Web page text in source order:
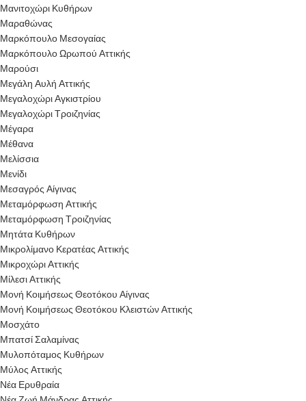
Μανιτοχώρι Κυθήρων
Μαραθώνας
Μαρκόπουλο Μεσογαίας
Μαρκόπουλο Ωρωπού Αττικής
Μαρούσι
Μεγάλη Αυλή Αττικής
Μεγαλοχώρι Αγκιστρίου
Μεγαλοχώρι Τροιζηνίας
Μέγαρα
Μέθανα
Μελίσσια
Μενίδι
Μεσαγρός Αίγινας
Μεταμόρφωση Αττικής
Μεταμόρφωση Τροιζηνίας
Μητάτα Κυθήρων
Μικρολίμανο Κερατέας Αττικής
Μικροχώρι Αττικής
Μίλεσι Αττικής
Μονή Κοιμήσεως Θεοτόκου Αίγινας
Μονή Κοιμήσεως Θεοτόκου Κλειστών Αττικής
Μοσχάτο
Μπατσί Σαλαμίνας
Μυλοπόταμος Κυθήρων
Μύλος Αττικής
Νέα Ερυθραία